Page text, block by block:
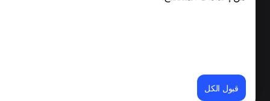
قبول الكل
شروط الاستخدام